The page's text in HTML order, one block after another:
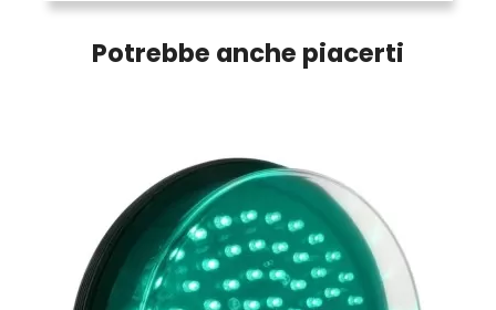
Potrebbe anche piacerti